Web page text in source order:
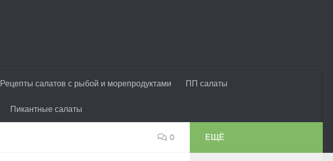
Рецепты салатов с рыбой и морепродуктами ПП салаты
Пикантные салаты
0 ЕЩЁ